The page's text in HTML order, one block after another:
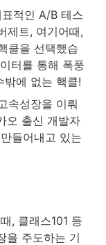
적인 A/B 테스
제트, 여기어때,
클을 선택했습
터를 통해 폭풍
밖에 없는 핵클!
속성장을 이뤄
오 출신 개발자
들어내고 있는
, 클래스101 등
을 주도하는 기